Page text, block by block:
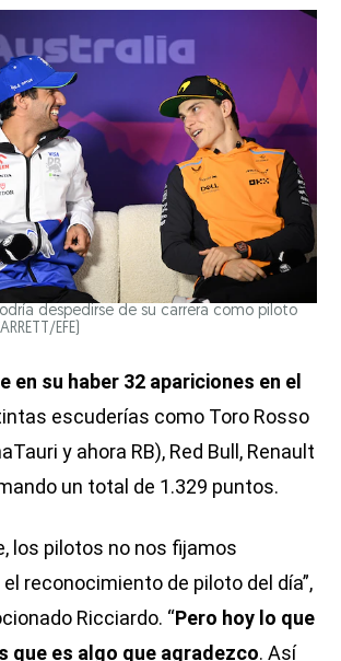
despedirse de su carrera como piloto
EFE)
en su haber 32 apariciones en el
escuderías como Toro Rosso
y ahora RB), Red Bull, Renault
un total de 1.329 puntos.
los pilotos no nos fijamos
reconocimiento de piloto del día”,
Ricciardo. “Pero hoy lo que
que es algo que agradezco. Así